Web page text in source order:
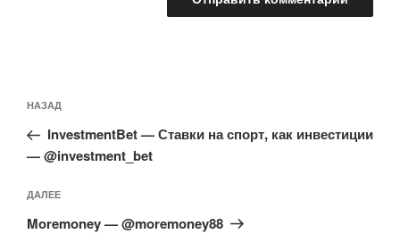
по
записям
Предыдущая
запись:
НАЗАД
InvestmentBet — Ставки на спорт, как инвестиции
— @investment_bet
Следующая
запись
ДАЛЕЕ
Moremoney — @moremoney88